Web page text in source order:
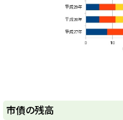
ト
市債の残高